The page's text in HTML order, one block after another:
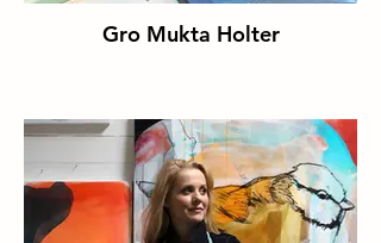
Gro Mukta Holter